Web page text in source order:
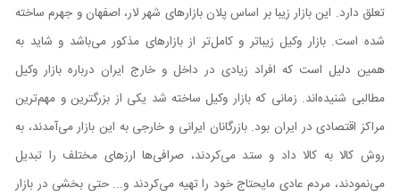
تعلق دارد. این بازار زیبا بر اساس پلان بازار‌های شهر لار، اصفهان و جهرم ساخته
شده است. بازار وکیل زیبا‌تر و کامل‌تر از بازار‌های مذکور می‌باشد و شاید به
همین دلیل است که افراد زیادی در داخل و خارج ایران درباره بازار وکیل
مطالبی شنیده‌اند. زمانی که بازار وکیل ساخته شد یکی از بزرگترین و مهم‌ترین
مراکز اقتصادی در ایران بود. بازرگانان ایرانی و خارجی به این بازار می‌‌آمدند، به
روش کالا به کالا داد و ستد می‌کردند، صرافی‌ها ارز‌های مختلف را تبدیل
می‌نمودند، مردم عادی مایحتاج خود را تهیه می‌کردند و... حتی بخشی در بازار